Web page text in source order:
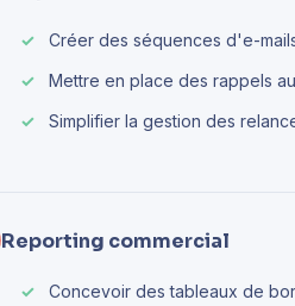
Créer des séquences d'e-
Mettre en place des rappels
Simplifier la gestion des
Reporting commercial
Concevoir des tableaux de